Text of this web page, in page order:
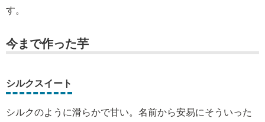
す。
今まで作った芋
シルクスイート
シルクのように滑らかで甘い。名前から安易にそういった